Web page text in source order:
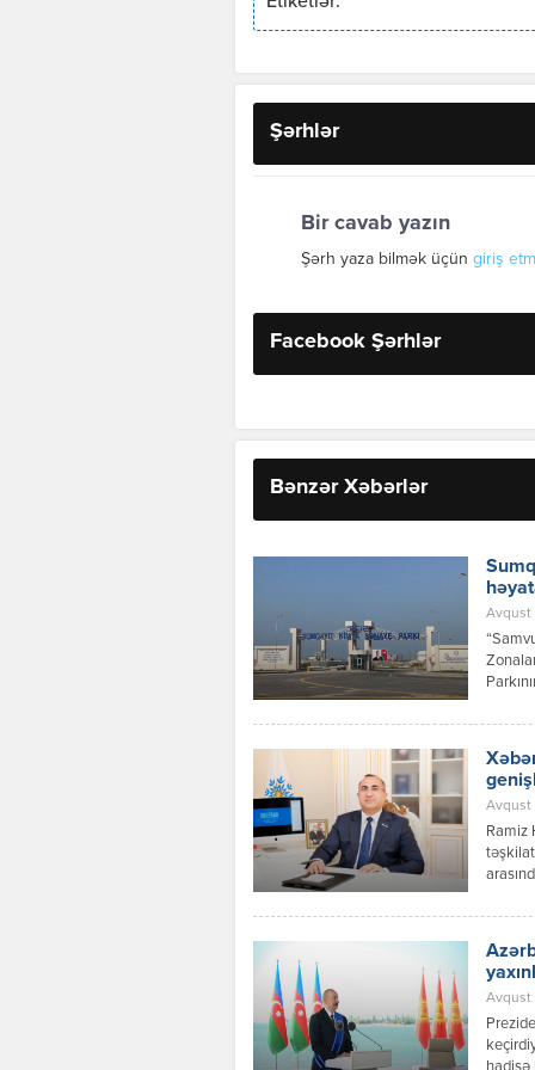
Şərhlər
Bir cavab yazın
Şərh yaza bilmək üçün giriş
Facebook Şərhlər
Bənzər Xəbərlər
Avqust
Avqust
Ramiz
Avqust